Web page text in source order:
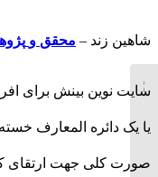
شاهین زند – محقق و
سایت نوین بینش برای
یا یک دائره المعارف
صورت کلی جهت ارتقای
چرا با فرد
کرده ام